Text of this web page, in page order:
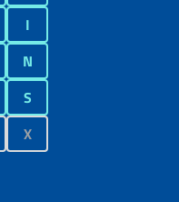
I
N
S
X